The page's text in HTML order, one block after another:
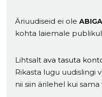
Äriuudiseid ei ole
kohta laiemale
Lihtsalt ava tasuta
Rikasta lugu uudislingi
nii siin ärilehel kui